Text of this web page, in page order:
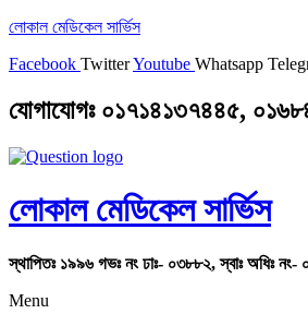
লোকাল মেডিকেল সার্ভিস
Facebook TwitterYoutube Whatsapp
যোগাযোগঃ ০১৭১৪১৩৭৪৪৫,
লোকাল মেডিকেল সার্ভিস
স্থাপিতঃ ১৯৯৬ গভঃ নং ঢাঃ- ০৩৮৮২, স্বাঃ অধিঃ নং-
Menu